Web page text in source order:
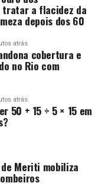
a flacidez da
depois dos 60
atrás
cobertura e
no Rio com
atrás
50 + 15 ÷ 5 × 15 em
de Meriti mobiliza